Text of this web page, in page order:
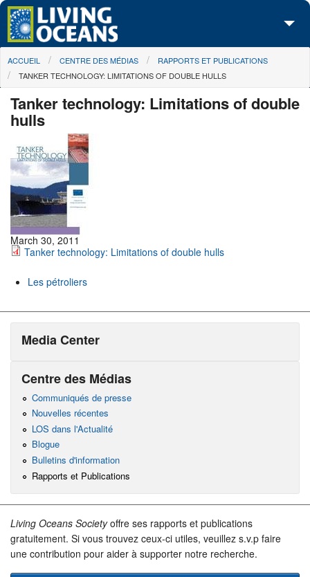
Skip to main content
À propos de nous
Centre des Médias
Les Cartes
Passez à l'action
You are here
ACCUEIL CENTRE DES MÉDIAS
RAPPORTS ET PUBLICATIONS
TANKER TECHNOLOGY: LIMITATIONS OF DOUBLE HULLS
Tanker technology: Limitations of double
hulls
March 30, 2011
Tanker technology: Limitations of double hulls
Les pétroliers
Media Center
Centre des Médias
Communiqués de presse
Nouvelles récentes
LOS dans l'Actualité
Blogue
Bulletins d'information
Rapports et Publications
Living Oceans Societyoffre ses rapports et publications
gratuitement. Si vous trouvez ceux-ci utiles, veuillez s.v.p faire
une contribution pour aider à supporter notre recherche.